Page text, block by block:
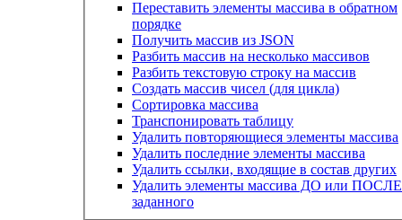
Переставить элементы массива в обратном
порядке
Получить массив из JSON
Разбить массив на несколько массивов
Разбить текстовую строку на массив
Создать массив чисел (для цикла)
Сортировка массива
Транспонировать таблицу
Удалить повторяющиеся элементы массива
Удалить последние элементы массива
Удалить ссылки, входящие в состав других
Удалить элементы массива ДО или ПОСЛЕ
заданного